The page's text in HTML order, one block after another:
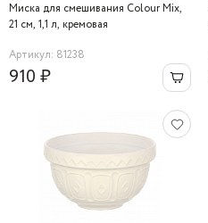
Миска для смешивания Colour Mix,
21 см, 1,1 л, кремовая
Артикул: 81238
910 ₽